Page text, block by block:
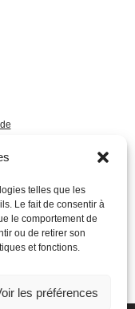
telles que les
Le fait de consentir à
le comportement de
ou de retirer son
et fonctions.
les préférences